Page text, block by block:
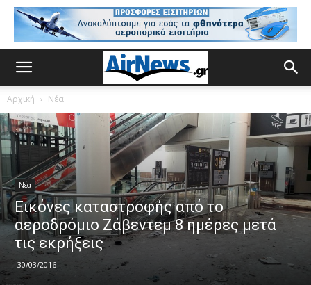
Αρχική Νέα
Νέα
Εικόνες καταστροφής από το
αεροδρόμιο Ζάβεντεμ 8 ημέρες μετά
τις εκρήξεις
30/03/2016